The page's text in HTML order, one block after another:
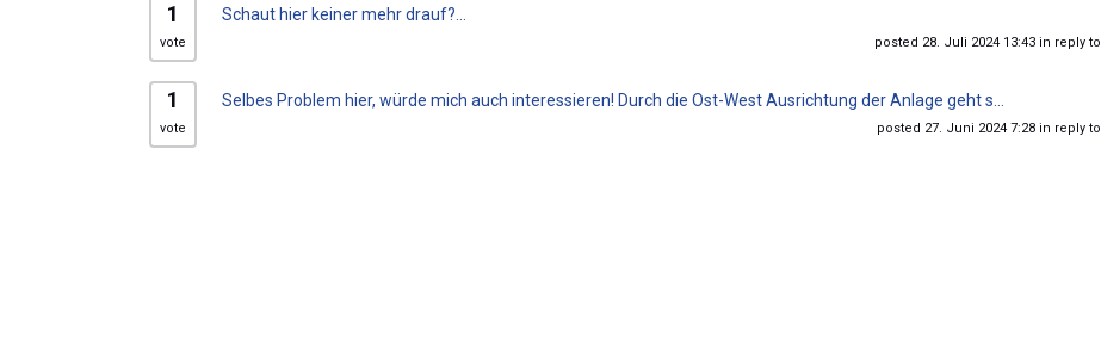
1
vote
Schaut hier keiner mehr drauf?...
posted 28. Juli 2024 13:43 in reply to
1
vote
Selbes Problem hier, würde mich auch interessieren! Durch die Ost-West Ausrichtung der Anlage geht s...
posted 27. Juni 2024 7:28 in reply to